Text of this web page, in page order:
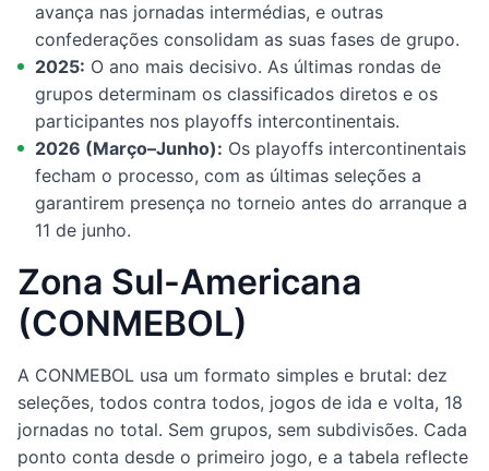
avança nas jornadas intermédias, e outras
confederações consolidam as suas fases de grupo.
2025: O ano mais decisivo. As últimas rondas de
grupos determinam os classificados diretos e os
participantes nos playoffs intercontinentais.
2026 (Março–Junho): Os playoffs intercontinentais
fecham o processo, com as últimas seleções a
garantirem presença no torneio antes do arranque a
11 de junho.
Zona Sul-Americana
(CONMEBOL)
A CONMEBOL usa um formato simples e brutal: dez
seleções, todos contra todos, jogos de ida e volta, 18
jornadas no total. Sem grupos, sem subdivisões. Cada
ponto conta desde o primeiro jogo, e a tabela reflecte